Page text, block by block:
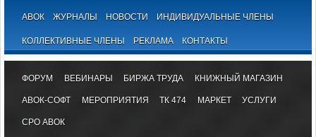
АВОК ЖУРНАЛЫ НОВОСТИ ИНДИВИДУАЛЬНЫЕ ЧЛЕНЫ
КОЛЛЕКТИВНЫЕ ЧЛЕНЫ РЕКЛАМА КОНТАКТЫ
ФОРУМ ВЕБИНАРЫ БИРЖА ТРУДА КНИЖНЫЙ МАГАЗИН
АВОК-СОФТ МЕРОПРИЯТИЯ ТК 474 МАРКЕТ УСЛУГИ
СРО АВОК